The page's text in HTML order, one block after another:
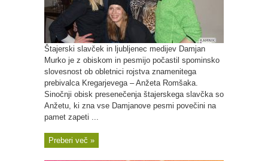
Štajerski slavček in ljubljenec medijev Damjan
Murko je z obiskom in pesmijo počastil spominsko
slovesnost ob obletnici rojstva znamenitega
prebivalca Kregarjevega – Anžeta Romšaka.
Sinočnji obisk presenečenja štajerskega slavčka so
Anžetu, ki zna vse Damjanove pesmi povečini na
pamet zapeti ...
Preberi več »